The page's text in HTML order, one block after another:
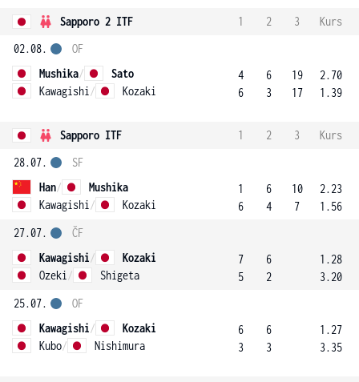
Sapporo 2 ITF 1 2 3
Kurs
02.08.
Mushika/
Sato
Kawagishi / Kozaki
OF
4
6
6
3
19
17
2.70
1.39
Sapporo ITF 1 2 3
Kurs
28.07.
Han/
Mushika
Kawagishi / Kozaki
SF
1
6
6
4
10
7
2.23
1.56
27.07.
Kawagishi/
Kozaki
Ozeki / Shigeta
ČF
7
5
6
2
1.28
3.20
25.07.
Kawagishi/
Kozaki
Kubo/ Nishimura
OF
6
3
6
3
1.27
3.35